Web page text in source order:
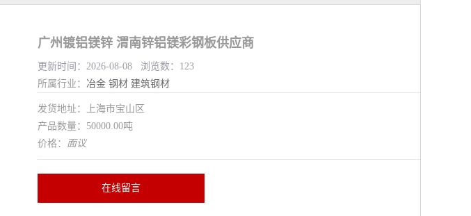
广州镀铝镁锌 渭南锌铝镁彩钢板供应商
更新时间：2026-08-08 浏览数：123
所属行业： 冶金 钢材 建筑钢材
发货地址：上海市宝山区
产品数量：50000.00吨
价格： 面议
在线留言